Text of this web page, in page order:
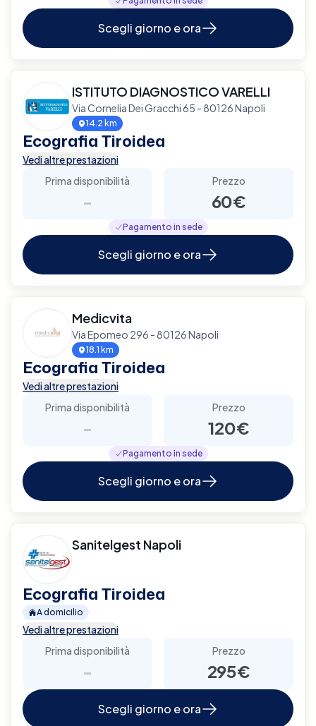
Scegli giorno e ora
ISTITUTO DIAGNOSTICO VARELLI
Via Cornelia Dei Gracchi 65 - 80126 Napoli
14.2 km
Ecografia Tiroidea
Vedi altre prestazioni
Prima disponibilità
-
Prezzo
60€
Pagamento in sede
Scegli giorno e ora
Medicvita
Via Epomeo 296 - 80126 Napoli
18.1 km
Ecografia Tiroidea
Vedi altre prestazioni
Prima disponibilità
-
Prezzo
120€
Pagamento in sede
Scegli giorno e ora
Sanitelgest Napoli
Ecografia Tiroidea
A domicilio
Vedi altre prestazioni
Prima disponibilità
-
Prezzo
295€
Scegli giorno e ora